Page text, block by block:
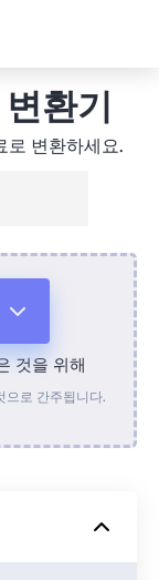
환기
로 변환하세요.
것을 위해
로 간주됩니다.